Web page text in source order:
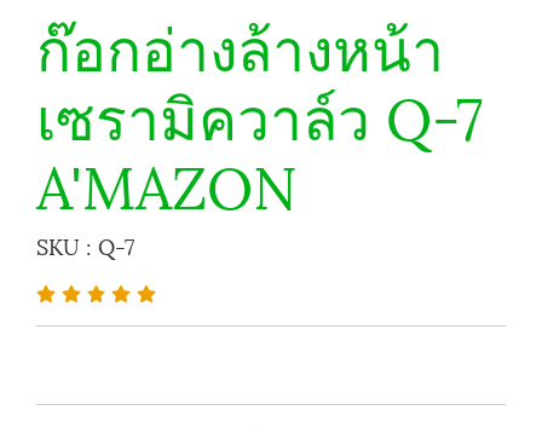
ก๊อกอ่างล้างหน้า
เซรามิควาล์ว Q-7
A'MAZON
SKU : Q-7